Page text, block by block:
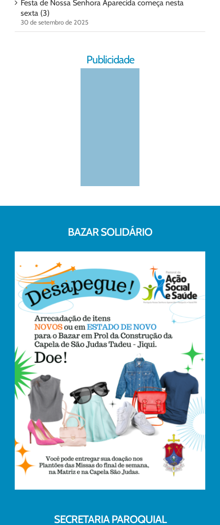
Festa de Nossa Senhora Aparecida começa nesta
sexta (3)
30 de setembro de 2025
Publicidade
BAZAR SOLIDÁRIO
SECRETARIA PAROQUIAL